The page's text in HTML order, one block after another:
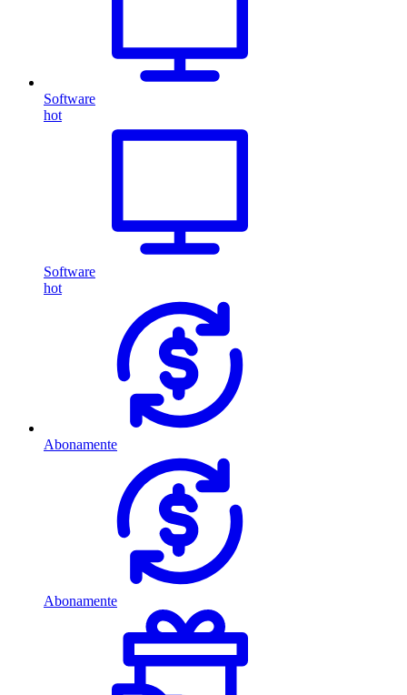
Software
hot
Software
hot
Abonamente
Abonamente